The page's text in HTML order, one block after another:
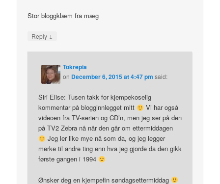
Stor bloggklæm fra mæg
Reply ↓
Tokrepia
on December 6, 2015 at 4:47 pm said:
Siri Elise: Tusen takk for kjempekoselig
kommentar på blogginnlegget mitt
Vi har også
videoen fra TV-serien og CD’n, men jeg ser på den
på TV2 Zebra nå når den går om ettermiddagen
Jeg ler like mye nå som da, og jeg legger
merke til andre ting enn hva jeg gjorde da den gikk
første gangen i 1994
Ønsker deg en kjempefin søndagsettermiddag